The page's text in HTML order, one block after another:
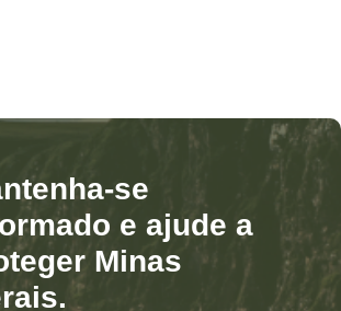
se
e ajude a
Minas